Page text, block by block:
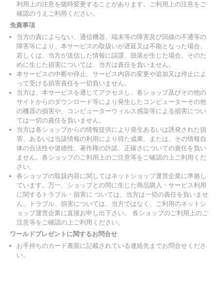
利用上の注意を随時変更することがあります。ご利用上の注意をご
確認のうえご利用ください。
免責事項
当方の責によらない、通信機器、端末等の障害及び回線の不通等の
障害等により、本サービスの取扱いが遅延又は不能となった場合、
若しくは、当方が送信した情報に誤謬、脱落が生じた場合、そのた
めに生じた損害については、当方は責任を負いません。
本サービスの中断や停止、サービス内容の変更や追加又は停止によ
って受ける損害責任を一切負いません。
当方は、本サービスを通じてアクセスし、各ショップ及びその他の
サイトからのダウンロード等により発生したコンピューターその他
の機器の損害や、コンピューターウィルス感染等による損害につい
ては一切の責任を負いません。
当方は各ショップからの情報提供により発生あるいは誘発された損
害、あるいは当該情報の利用により得た成果、または、その情報自
体の合法性や道徳性、著作権の許諾、正確さについての責任を負い
ません。各ショップのご利用上のご注意等をご確認の上ご利用くだ
さい。
各ショップの取扱内容に関してはネットショップ運営企業に準拠し
ています。万一、ショップとの間に生じた商品購入・サービス利用
に関するトラブル・損害に ついては、当方は一切の責任を負いませ
ん。トラブル、損害については、当方ではなく、ご利用のネットシ
ョップ運営企業に直接お申し出下さい。 各ショップのご利用上のご
注意等をご確認の上ご利用ください。
ワールドプレゼントに関するお問合せ
お手持ちのカード裏面に記載されている連絡先までお問合せくださ
い。